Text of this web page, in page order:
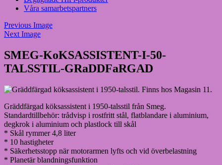
Våra samarbetspartners
Previous Image
Next Image
SMEG-KoKSASSISTENT-I-50-
TALSSTIL-GRaDDFaRGAD
Gräddfärgad köksassistent i 1950-talsstil från Smeg.
Standardtillbehör: trådvisp i rostfritt stål, flatblandare i aluminium,
degkrok i aluminium och plastlock till skål
* Skål rymmer 4,8 liter
* 10 hastigheter
* Säkerhetsstopp när motorarmen lyfts och vid överbelastning
* Planetär blandningsfunktion